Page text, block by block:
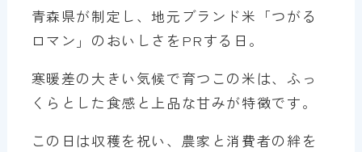
青森県が制定し、地元ブランド米「つがる
ロマン」のおいしさをPRする日。
寒暖差の大きい気候で育つこの米は、ふっ
くらとした食感と上品な甘みが特徴です。
この日は収穫を祝い、農家と消費者の絆を